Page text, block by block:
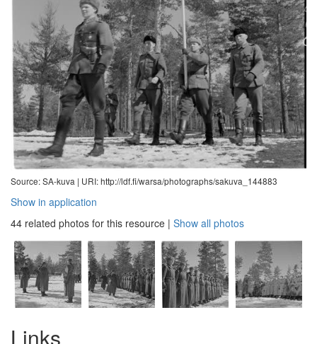
Source: SA-kuva | URI: http://ldf.fi/warsa/photographs/sakuva_144883
Show in application
44 related photos for this resource | Show all photos
Links